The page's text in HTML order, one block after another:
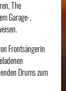
The
Garage-,
Frontsängerin
Drums zum